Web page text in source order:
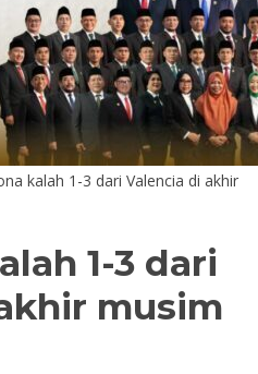
kalah 1-3 dari Valencia di akhir
1-3 dari
musim